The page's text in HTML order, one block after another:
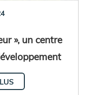
», un centre
Albanie